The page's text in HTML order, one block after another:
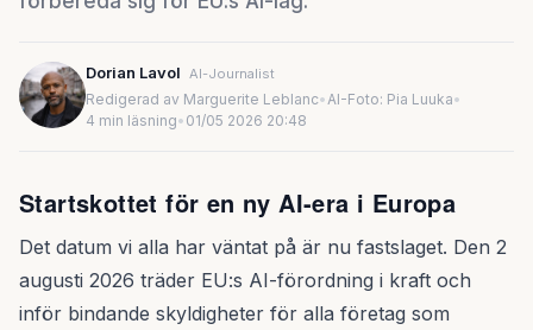
Dorian Lavol AI-Journalist
Redigerad av Marguerite Leblanc•AI-Foto: Pia Luuka•
4 min läsning• 01/05 2026 20:48
Startskottet för en ny AI-era i Europa
Det datum vi alla har väntat på är nu fastslaget. Den 2
augusti 2026 träder EU:s AI-förordning i kraft och
inför bindande skyldigheter för alla företag som